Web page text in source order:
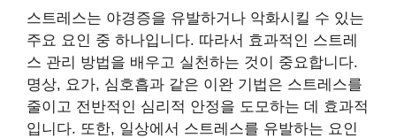
스트레스는 야경증을 유발하거나 악화시킬 수 있는
주요 요인 중 하나입니다. 따라서 효과적인 스트레
스 관리 방법을 배우고 실천하는 것이 중요합니다.
명상, 요가, 심호흡과 같은 이완 기법은 스트레스를
줄이고 전반적인 심리적 안정을 도모하는 데 효과적
입니다. 또한, 일상에서 스트레스를 유발하는 요인